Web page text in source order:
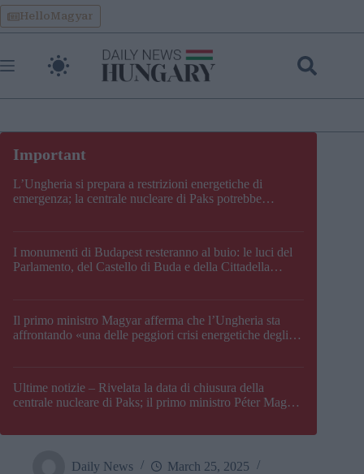
Skip
to
content
HelloMagyar
L’Ungheria si prepara a restrizioni energetiche di
emergenza; la centrale nucleare di Paks potrebbe
I monumenti di Budapest resteranno al buio: le luci del
Parlamento, del Castello di Buda e della Cittadella
Il primo ministro Magyar afferma che l’Ungheria sta
affrontando «una delle peggiori crisi energetiche degli
Ultime notizie – Rivelata la data di chiusura della
centrale nucleare di Paks; il primo ministro Péter Magyar
Daily News
March 25, 2025